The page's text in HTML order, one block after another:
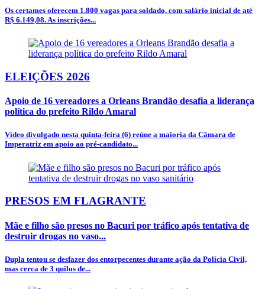
Os certames oferecem 1.800 vagas para soldado, com salário inicial de até
R$ 6.149,08. As inscrições...
ELEIÇÕES 2026
Apoio de 16 vereadores a Orleans Brandão desafia a liderança
política do prefeito Rildo Amaral
Vídeo divulgado nesta quinta-feira (6) reúne a maioria da Câmara de
Imperatriz em apoio ao pré-candidato...
PRESOS EM FLAGRANTE
Mãe e filho são presos no Bacuri por tráfico após tentativa de
destruir drogas no vaso...
Dupla tentou se desfazer dos entorpecentes durante ação da Polícia Civil,
mas cerca de 3 quilos de...